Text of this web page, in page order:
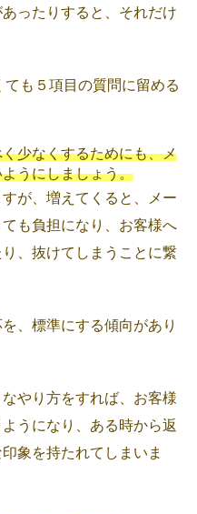
ったりすると、それだけ
も５項目の質問に留める
少なくするためにも、メ
うにしましょう。
が、増えてくると、メー
も負担になり、お客様へ
、抜けてしまうことに繋
、標準にする傾向があり
やり方をすれば、お客様
うになり、ある時から返
象を持たれてしまいま